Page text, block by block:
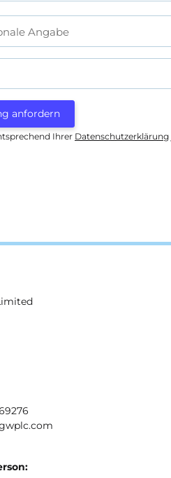
Angabe
anfordern
Ihrer Datenschutzerklärung